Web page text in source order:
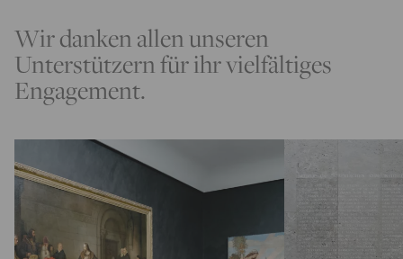
Wir danken allen unseren
Unterstützern für ihr vielfältiges
Engagement.